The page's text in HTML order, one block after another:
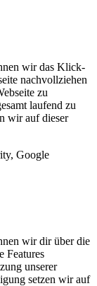
wir das Klick-
nachvollziehen
zu
laufend zu
wir auf dieser
Google
wir dir über die
Features
unserer
setzen wir auf